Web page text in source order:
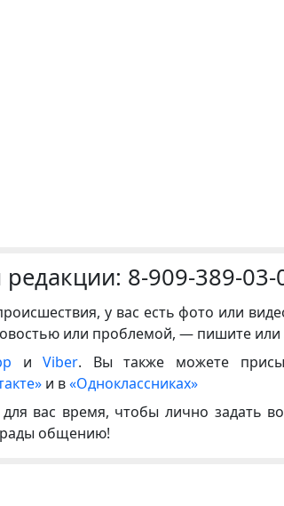
8-909-389-03-
у вас есть фото или
или проблемой, — пишите или
иViber. Вы также можете
и в«Одноклассниках»
вас время, чтобы лично задать
рады общению!